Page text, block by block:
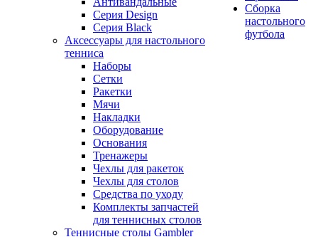
Серия Design
Серия Black
Аксессуары для настольного
тенниса
Наборы
Сетки
Ракетки
Мячи
Накладки
Оборудование
Основания
Тренажеры
Чехлы для ракеток
Чехлы для столов
Средства по уходу
Комплекты запчастей
для теннисных столов
Теннисные столы Gambler
Сборка
настольного
футбола